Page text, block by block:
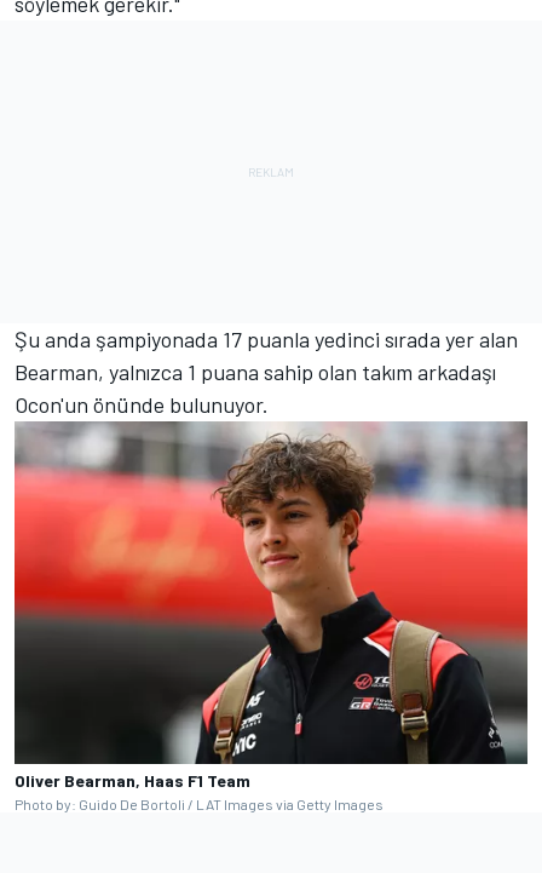
Şu anda şampiyonada 17 puanla yedinci sırada yer alan
Bearman, yalnızca 1 puana sahip olan takım arkadaşı
Ocon'un önünde bulunuyor.
Oliver Bearman, Haas F1 Team
Photo by: Guido De Bortoli / LAT Images via Getty Images